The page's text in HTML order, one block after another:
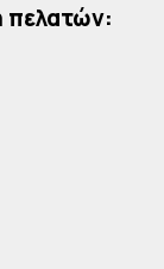
πελατών: